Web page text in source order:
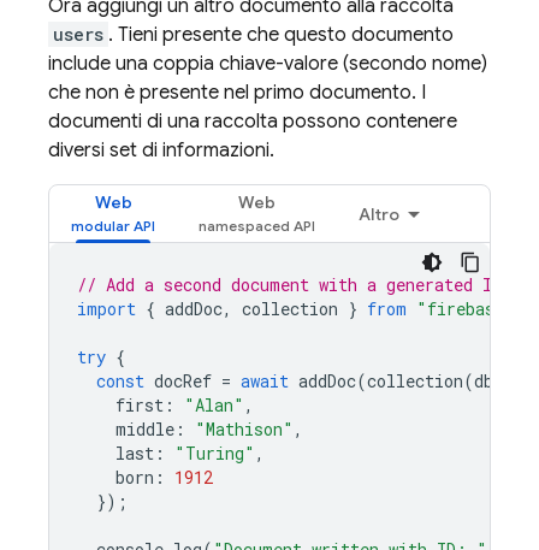
Ora aggiungi un altro documento alla raccolta
users . Tieni presente che questo documento
include una coppia chiave-valore (secondo nome)
che non è presente nel primo documento. I
documenti di una raccolta possono contenere
diversi set di informazioni.
Web Web
Altro
// Add a second document with a generated ID.
import { addDoc, collection } from "firebase/
try {
const docRef = await addDoc(collection(db
first : "Alan" ,
middle : "Mathison" ,
last : "Turing" ,
born :
1912
});